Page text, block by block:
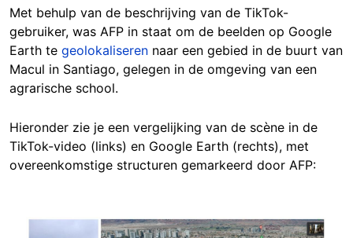
Met behulp van de beschrijving van de TikTok-
gebruiker, was AFP in staat om de beelden op Google
Earth te geolokaliseren naar een gebied in de buurt van
Macul in Santiago, gelegen in de omgeving van een
agrarische school.
Hieronder zie je een vergelijking van de scène in de
TikTok-video (links) en Google Earth (rechts), met
overeenkomstige structuren gemarkeerd door AFP:
Image